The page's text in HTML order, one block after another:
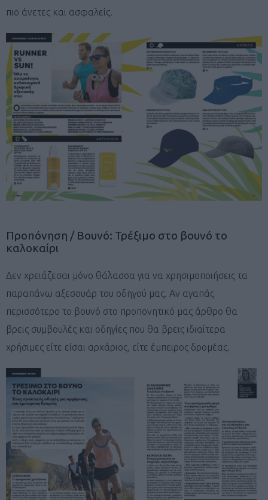
πιο άνετες και ασφαλείς.
Προπόνηση / Βουνό: Τρέξιμο στο βουνό το
καλοκαίρι
Δεν χρειάζεσαι μόνο θάλασσα για να χρησιμοποιήσεις τα
παραπάνω αξεσουάρ του οδηγού μας. Αν αγαπάς
περισσότερο το βουνό στο προπονητικό μας άρθρο θα
βρεις συμβουλές και οδηγίες που θα βρεις ιδιαίτερα
χρήσιμες είτε είσαι αρχάριος, είτε έμπειρος δρομέας.